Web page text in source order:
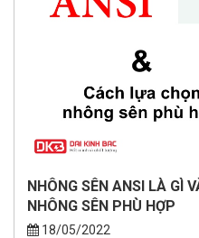
NHÔNG SÊN ANSI LÀ GÌ
NHÔNG SÊN PHÙ HỢP
18/05/2022